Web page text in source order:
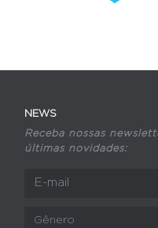
NEWS
Receba nossas
últimas novidades: